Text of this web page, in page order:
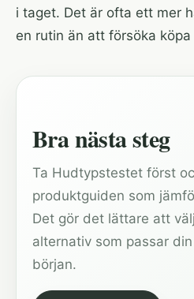
i taget. Det är ofta ett mer
en rutin än att försöka
Bra nästa steg
Ta Hudtypstestet först
produktguiden som
Det gör det lättare att
alternativ som passar
början.